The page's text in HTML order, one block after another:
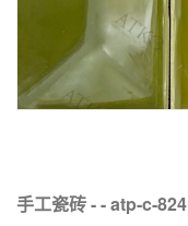
手工瓷砖 - - atp-c-824